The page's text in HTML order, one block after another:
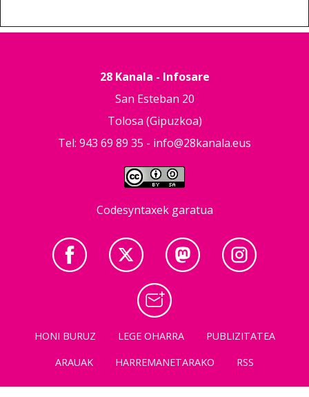
28 Kanala - Infosare
San Esteban 20
Tolosa (Gipuzkoa)
Tel: 943 69 89 35 - info@28kanala.eus
Codesyntaxek garatua
HONI BURUZ LEGE OHARRA
PUBLIZITATEA
ARAUAK
HARREMANETARAKO RSS